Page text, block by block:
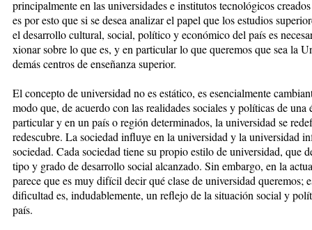
princi­palmen­teen las universidades e institutos tecnológicos
es por esto que si se desea analizar el pa­pel que los estudios
el desarrollo cultural, social, polí­tico y económico del país es
xionar sobre lo que es, y en par­ti­cu­lar lo que queremos que sea la
demás centros de en­se­ñanza superior.
El concepto de universidad no es es­tá­tico, es esencialmente
modo que, de acuerdo con las rea­li­da­des sociales y políticas de una
particular y en un país o región determinados, la universidad se
redescubre. La sociedad in­fluye en la universidad y la universidad
sociedad. Cada sociedad tie­ne su propio estilo de universidad, que
tipo y grado de desarrollo social alcanzado. Sin embargo, en la
parece que es muy difícil decir qué clase de universidad que­re­mos;
dificultad es, indudablemen­te, un reflejo de la situación social y
país.